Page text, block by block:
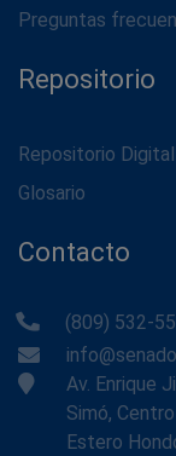
Preguntas
Repositorio
Repositorio
Glosario
Contacto
(809) 532-
Av. Enrique
Simó,
Estero